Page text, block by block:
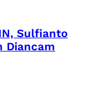
Sulfianto
Diancam